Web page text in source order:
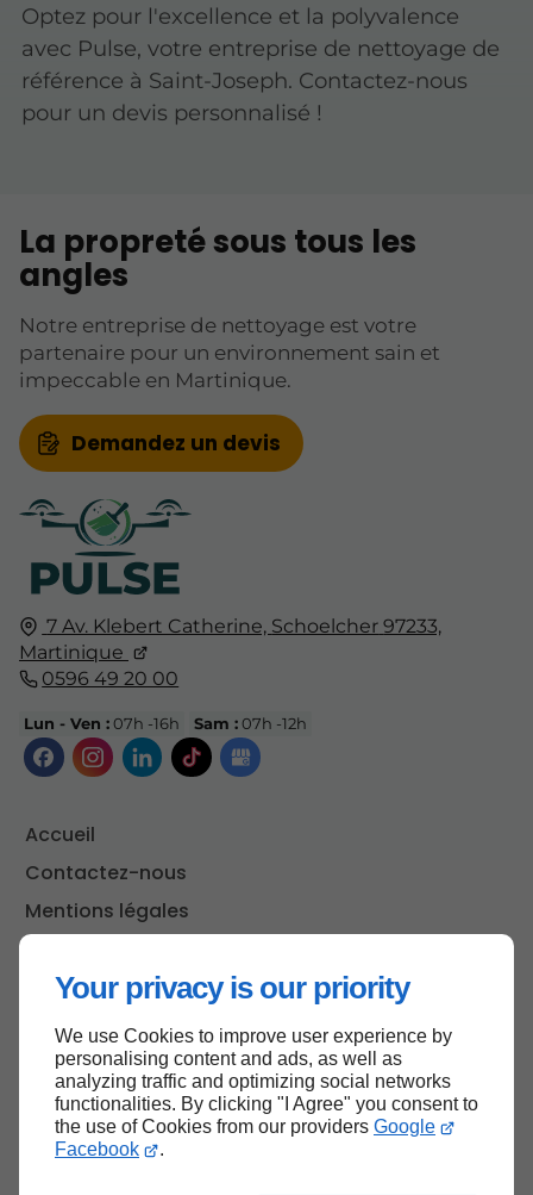
Your privacy is our priority
We use Cookies to improve user experience by
personalising content and ads, as well as
analyzing traffic and optimizing social networks
functionalities. By clicking "I Agree" you consent to
the use of Cookies from our providers Google
Facebook
.
Optez pour l'excellence et la polyvalence
avec Pulse, votre entreprise de nettoyage de
référence à Saint-Joseph. Contactez-nous
pour un devis personnalisé !
7 Av. Klebert Catherine, Schoelcher 97233,
Martinique
0596 49 20 00
Lun - Ven :07h -16h Sam :07h -12h
Accueil
Contactez-nous
Mentions légales
La propreté sous tous les
angles
Notre entreprise de nettoyage est votre
partenaire pour un environnement sain et
impeccable en Martinique.
Demandez un devis
Haut de page